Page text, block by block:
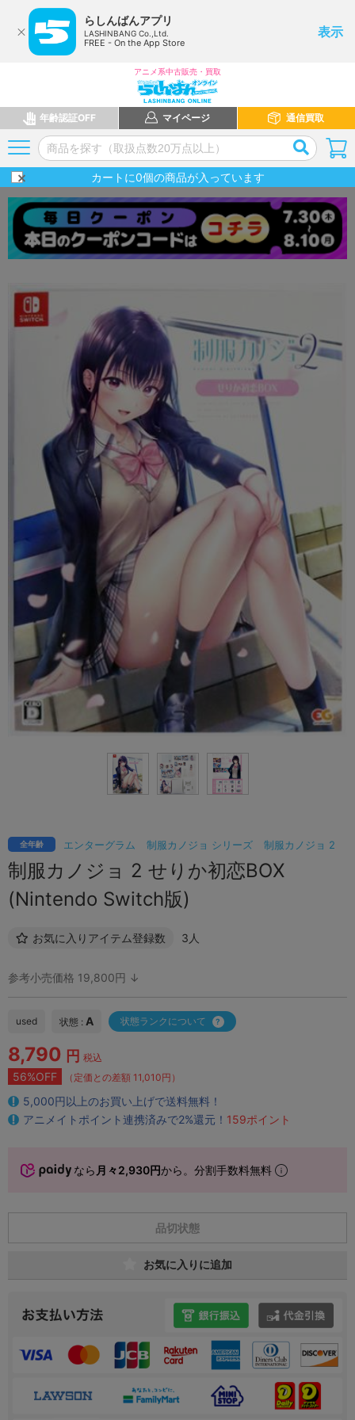
らしんばんアプリ
LASHINBANG Co.,Ltd.
FREE - On the App Store
表示
アニメ系中古販売・買取
年齢認証OFF マイページ 通信買取
カートに0個の商品が入っています
エンターグラム 制服カノジョ シリーズ 制服カノジョ 2
全年齢
制服カノジョ 2 せりか初恋BOX
(Nintendo Switch版)
お気に入りアイテム登録数 3人
参考小売価格 19,800円 ↓
used 状態 : A 状態ランクについて
8,790 円 税込
56%OFF （定価との差額 11,010円）
5,000円以上のお買い上げで送料無料！
アニメイトポイント連携済みで2%還元！ 159ポイント
なら 月々2,930円から。分割手数料無料
品切状態
お気に入りに追加